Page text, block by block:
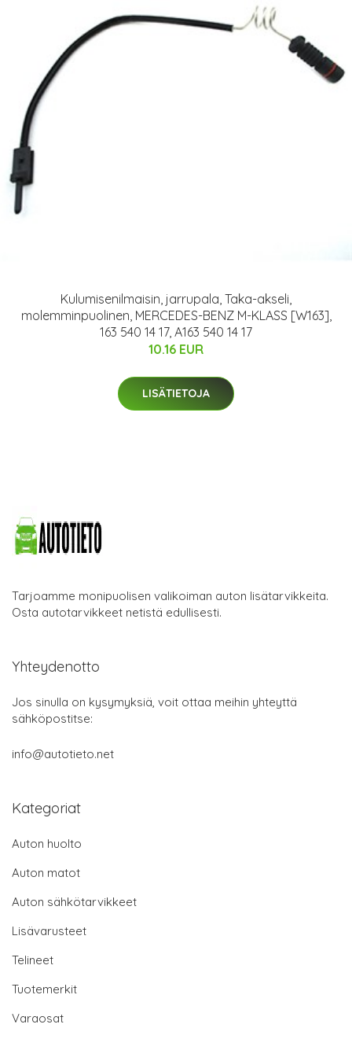
Kulumisenilmaisin, jarrupala, Taka-akseli,
molemminpuolinen, MERCEDES-BENZ M-KLASS [W163],
163 540 14 17, A163 540 14 17
10.16 EUR
LISÄTIETOJA
Tarjoamme monipuolisen valikoiman auton lisätarvikkeita.
Osta autotarvikkeet netistä edullisesti.
Yhteydenotto
Jos sinulla on kysymyksiä, voit ottaa meihin yhteyttä
sähköpostitse:
info@autotieto.net
Kategoriat
Auton huolto
Auton matot
Auton sähkötarvikkeet
Lisävarusteet
Telineet
Tuotemerkit
Varaosat